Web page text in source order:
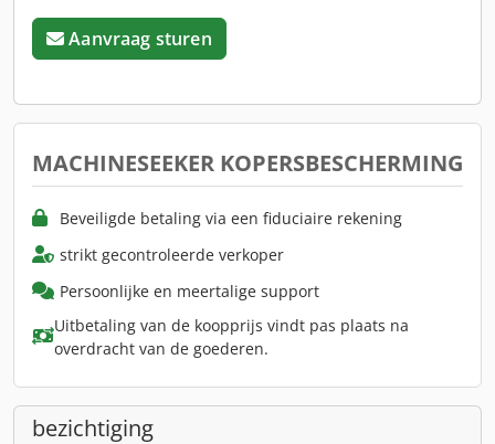
Aanvraag sturen
MACHINESEEKER KOPERSBESCHERMING
Beveiligde betaling via een fiduciaire rekening
strikt gecontroleerde verkoper
Persoonlijke en meertalige support
Uitbetaling van de koopprijs vindt pas plaats na
overdracht van de goederen.
bezichtiging